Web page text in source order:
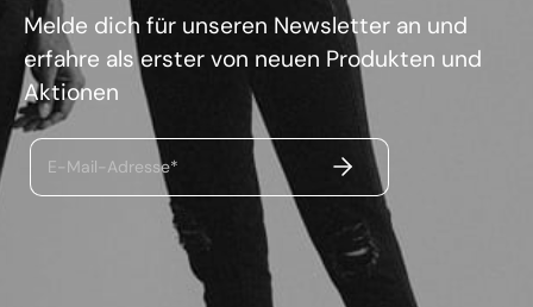
Melde dich für unseren Newsletter an und
erfahre als erster von neuen Produkten und
Aktionen
E-Mail-Adresse* ABSENDEN